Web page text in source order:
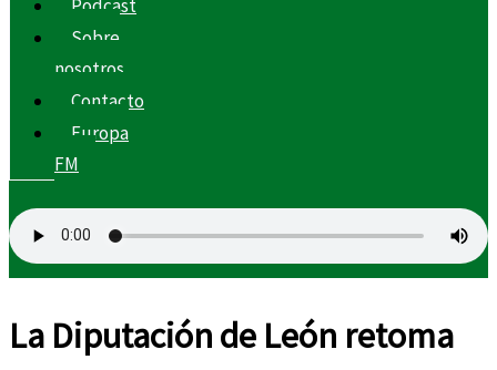
Podcast
Sobre
nosotros
Contacto
Europa
FM
La Diputación de León retoma